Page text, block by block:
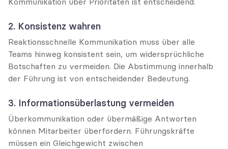
2. Konsistenz wahren
Reaktionsschnelle Kommunikation muss über alle
Teams hinweg konsistent sein, um widersprüchliche
Botschaften zu vermeiden. Die Abstimmung innerhalb
der Führung ist von entscheidender Bedeutung.
3. Informationsüberlastung vermeiden
Überkommunikation oder übermäßige Antworten
können Mitarbeiter überfordern. Führungskräfte
müssen ein Gleichgewicht zwischen